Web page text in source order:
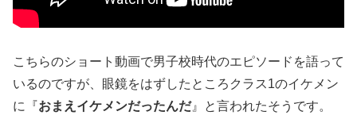
こちらのショート動画で男子校時代のエピソードを語って
いるのですが、眼鏡をはずしたところクラス1のイケメン
に『おまえイケメンだったんだ』と言われたそうです。